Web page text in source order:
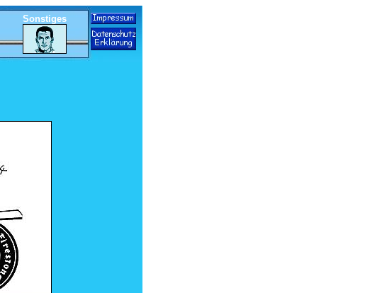
Sonstiges